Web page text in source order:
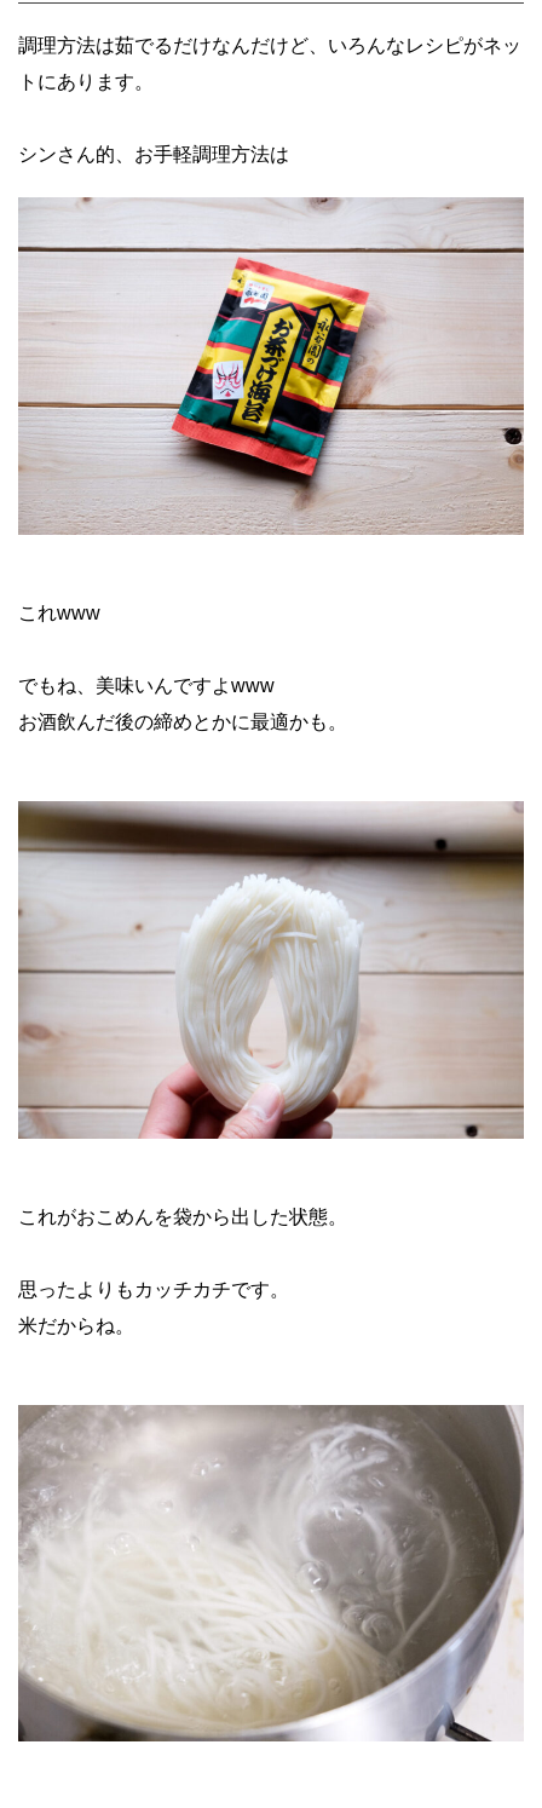
調理方法は茹でるだけなんだけど、いろんなレシピがネッ
トにあります。
シンさん的、お手軽調理方法は
これwww
でもね、美味いんですよwww
お酒飲んだ後の締めとかに最適かも。
これがおこめんを袋から出した状態。
思ったよりもカッチカチです。
米だからね。